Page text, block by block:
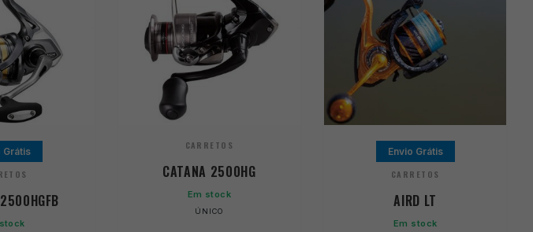
Grátis
CARRETOS
CATANA 2500HG
Em stock
ÚNICO
Envio Grátis
CARRETOS
AIRD LT
Em stock